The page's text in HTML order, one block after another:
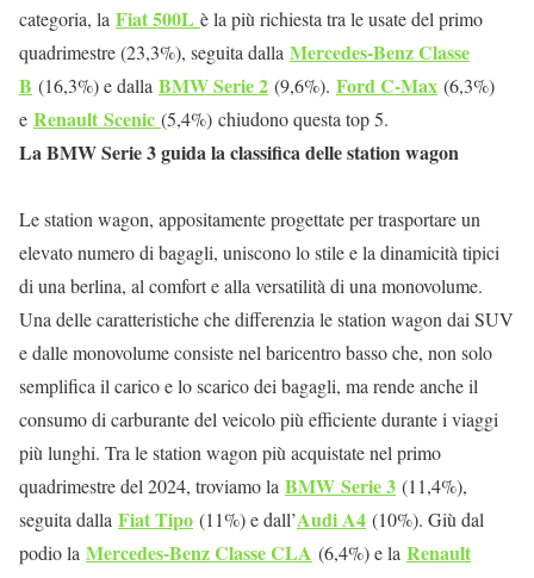
categoria, la Fiat 500L è la più richiesta tra le usate del primo
quadrimestre (23,3%), seguita dalla Mercedes-Benz Classe
B (16,3%) e dalla BMW Serie 2 (9,6%). Ford C-Max (6,3%)
e Renault Scenic (5,4%) chiudono questa top 5.
La BMW Serie 3 guida la classifica delle station wagon
Le station wagon, appositamente progettate per trasportare un
elevato numero di bagagli, uniscono lo stile e la dinamicità tipici
di una berlina, al comfort e alla versatilità di una monovolume.
Una delle caratteristiche che differenzia le station wagon dai SUV
e dalle monovolume consiste nel baricentro basso che, non solo
semplifica il carico e lo scarico dei bagagli, ma rende anche il
consumo di carburante del veicolo più efficiente durante i viaggi
più lunghi. Tra le station wagon più acquistate nel primo
quadrimestre del 2024, troviamo la BMW Serie 3 (11,4%),
seguita dalla Fiat Tipo (11%) e dall’Audi A4 (10%). Giù dal
podio la Mercedes-Benz Classe CLA (6,4%) e la Renault